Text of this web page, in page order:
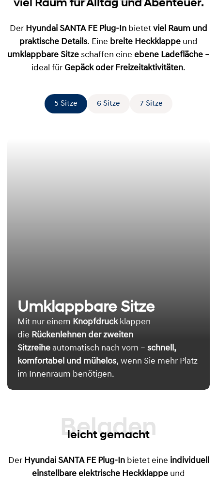
Der Hyundai SANTA FE Plug-In bietet viel Raum und
praktische Details. Eine breite Heckklappe und
umklappbare Sitze schaffen eine ebene Ladefläche –
ideal für Gepäck oder Freizeitaktivitäten.
5 Sitze 6 Sitze 7 Sitze
Umklappbare Sitze
Mit nur einem Knopfdruckklappen
die Rückenlehnen der zweiten
Sitzreihe automatisch nach vorn – schnell,
komfortabel und mühelos, wenn Sie mehr Platz
im Innenraum benötigen.
Beladen
leicht gemacht
Der Hyundai SANTA FE Plug-Inbietet eine individuell
einstellbare elektrische Heckklappe und